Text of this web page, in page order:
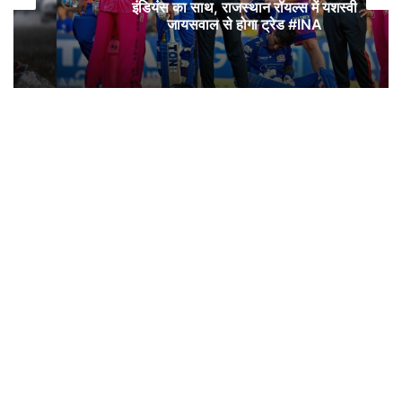
इंडियंस का साथ, राजस्थान रॉयल्स में यशस्वी
जायसवाल से होगा ट्रेड #INA